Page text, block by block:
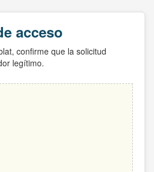
acceso
confirme que la solicitud
legítimo.